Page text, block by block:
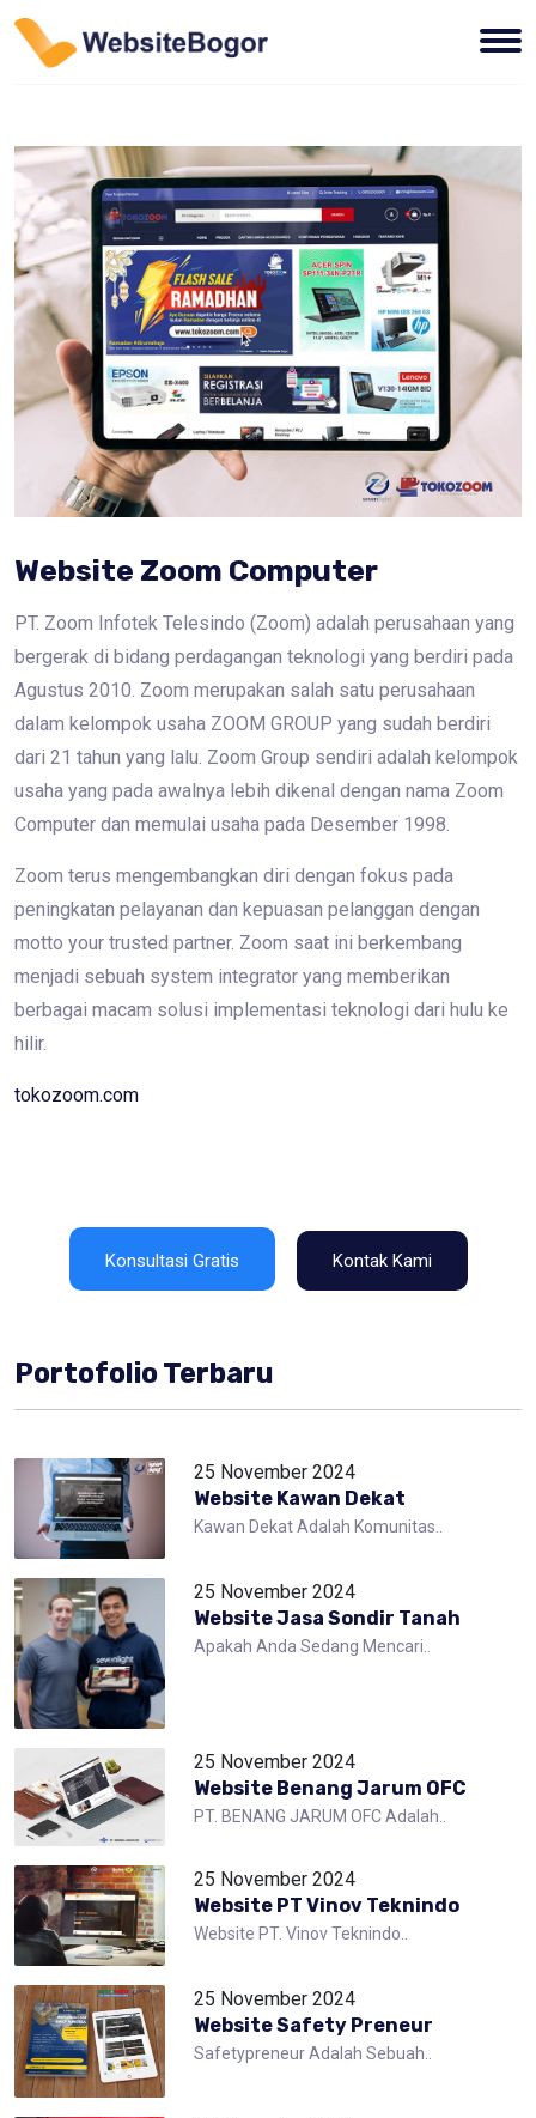
Website Zoom Computer
PT. Zoom Infotek Telesindo (Zoom) adalah perusahaan yang
bergerak di bidang perdagangan teknologi yang berdiri pada
Agustus 2010. Zoom merupakan salah satu perusahaan
dalam kelompok usaha ZOOM GROUP yang sudah berdiri
dari 21 tahun yang lalu. Zoom Group sendiri adalah kelompok
usaha yang pada awalnya lebih dikenal dengan nama Zoom
Computer dan memulai usaha pada Desember 1998.
Zoom terus mengembangkan diri dengan fokus pada
peningkatan pelayanan dan kepuasan pelanggan dengan
motto your trusted partner. Zoom saat ini berkembang
menjadi sebuah system integrator yang memberikan
berbagai macam solusi implementasi teknologi dari hulu ke
hilir.
tokozoom.com
Konsultasi Gratis Kontak Kami
Portofolio Terbaru
25 November 2024
Website Kawan Dekat
Kawan Dekat Adalah Komunitas..
25 November 2024
Website Jasa Sondir Tanah
Apakah Anda Sedang Mencari..
25 November 2024
Website Benang Jarum OFC
PT. BENANG JARUM OFC Adalah..
25 November 2024
Website PT Vinov Teknindo
Website PT. Vinov Teknindo..
25 November 2024
Website Safety Preneur
Safetypreneur Adalah Sebuah..